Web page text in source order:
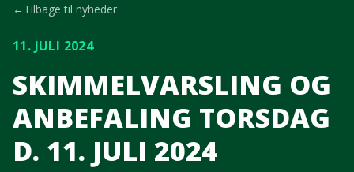
←Tilbage til nyheder
11. JULI 2024
SKIMMELVARSLING OG
ANBEFALING TORSDAG
D. 11. JULI 2024